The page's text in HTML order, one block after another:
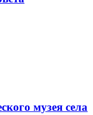
музея села